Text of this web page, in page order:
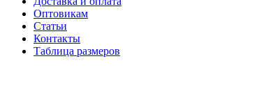
Оптовикам
Статьи
Контакты
Таблица размеров